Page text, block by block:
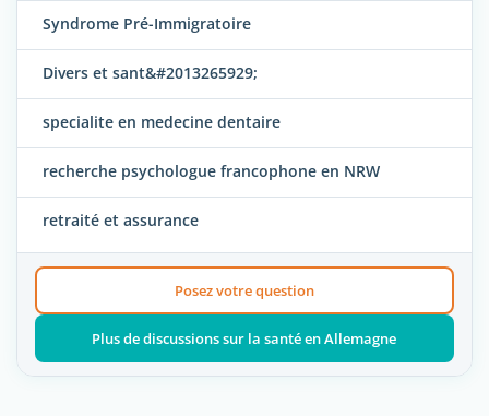
Syndrome Pré-Immigratoire
Divers et sant&#2013265929;
specialite en medecine dentaire
recherche psychologue francophone en NRW
retraité et assurance
Posez votre question
Plus de discussions sur la santé en Allemagne